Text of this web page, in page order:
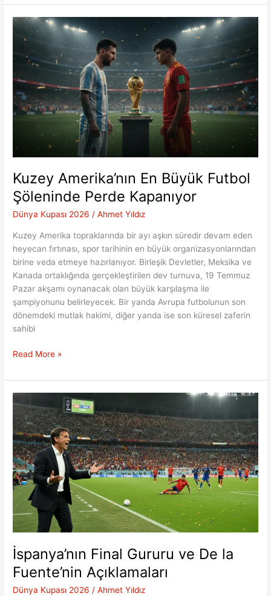
Tarihi
Gece:
İspanya
Arjantin
Kuzey Amerika’nın En Büyük Futbol
Şöleninde Perde Kapanıyor
Dünya Kupası 2026 /Ahmet Yıldız
Kuzey Amerika topraklarında bir ayı aşkın süredir devam eden
heyecan fırtınası, spor tarihinin en büyük organizasyonlarından
birine veda etmeye hazırlanıyor. Birleşik Devletler, Meksika ve
Kanada ortaklığında gerçekleştirilen dev turnuva, 19 Temmuz
Pazar akşamı oynanacak olan büyük karşılaşma ile
şampiyonunu belirleyecek. Bir yanda Avrupa futbolunun son
dönemdeki mutlak hakimi, diğer yanda ise son küresel zaferin
sahibi
Kuzey
En
Büyük
Futbol
Şöleninde
Perde
Kapanıyor
Read More »
İspanya’nın Final Gururu ve De la
Fuente’nin Açıklamaları
Dünya Kupası 2026 /Ahmet Yıldız